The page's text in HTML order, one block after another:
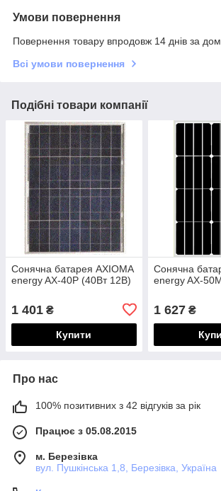
Умови повернення
Повернення товару впродовж 14 днів за
Всі умови повернення
Подібні товари компанії
Сонячна батарея AXIOMA
energy AX-40P (40Вт 12В)
1 401 ₴
Купити
Сонячна
energy AX-
1 627₴
Про нас
100% позитивних з 42 відгуків за рік
Працює з 05.08.2015
м. Березівка
вул. Пушкінська 1,8, Березівка, Україна